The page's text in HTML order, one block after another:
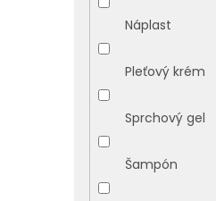
Náplast
Pleťový krém
Sprchový gel
Šampón